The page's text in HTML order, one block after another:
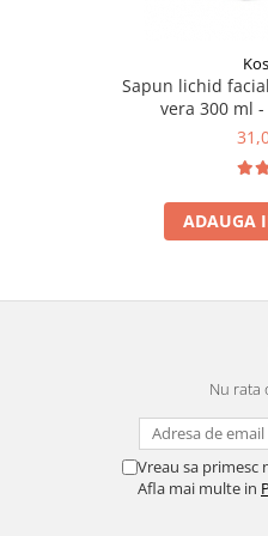
Sapun lichid
vera 300 ml
ADAUGA
Nu rata
Vreau sa
Afla mai multe in